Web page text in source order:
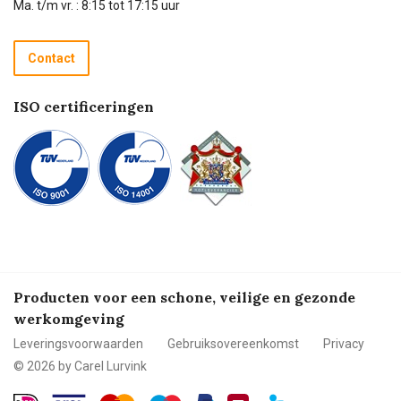
Recycle programma
Betalen
Ma. t/m vr. : 8:15 tot 17:15 uur
Contact
ISO certificeringen
Producten voor een schone, veilige en gezonde
werkomgeving
Leveringsvoorwaarden Gebruiksovereenkomst
Privacy
© 2026 by Carel Lurvink